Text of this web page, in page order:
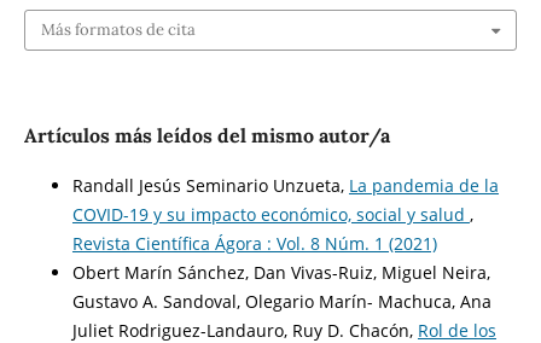
Más formatos de cita
Artículos más leídos del mismo autor/a
Randall Jesús Seminario Unzueta, La pandemia de la
COVID-19 y su impacto económico, social y salud ,
Revista Científica Ágora : Vol. 8 Núm. 1 (2021)
Obert Marín Sánchez, Dan Vivas-Ruiz, Miguel Neira,
Gustavo A. Sandoval, Olegario Marín- Machuca, Ana
Juliet Rodriguez-Landauro, Ruy D. Chacón, Rol de los